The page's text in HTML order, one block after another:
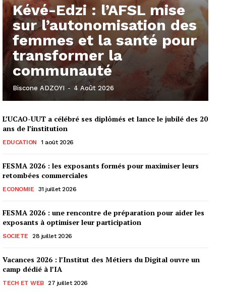
Kévé-Edzi : l’AFSL mise
sur l’autonomisation des
femmes et la santé pour
transformer la
communauté
Biscone ADZOYI - 4 Août 2026
L’UCAO-UUT a célébré ses diplômés et lance le jubilé des 20
ans de l’institution
EDUCATION 1 août 2026
FESMA 2026 : les exposants formés pour maximiser leurs
retombées commerciales
ECONOMIE 31 juillet 2026
FESMA 2026 : une rencontre de préparation pour aider les
exposants à optimiser leur participation
SOCIETE 28 juillet 2026
Vacances 2026 : l’Institut des Métiers du Digital ouvre un
camp dédié à l’IA
TECH ET WEB 27 juillet 2026